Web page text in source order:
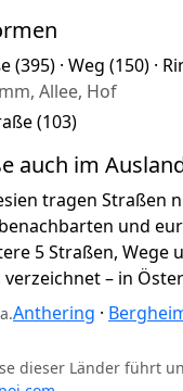
(395) · Weg (150) ·
Allee, Hof
(103)
auch im
tragen Straßen
und
5 Straßen, Wege
– in
Anthering ·
dieser Länder führt